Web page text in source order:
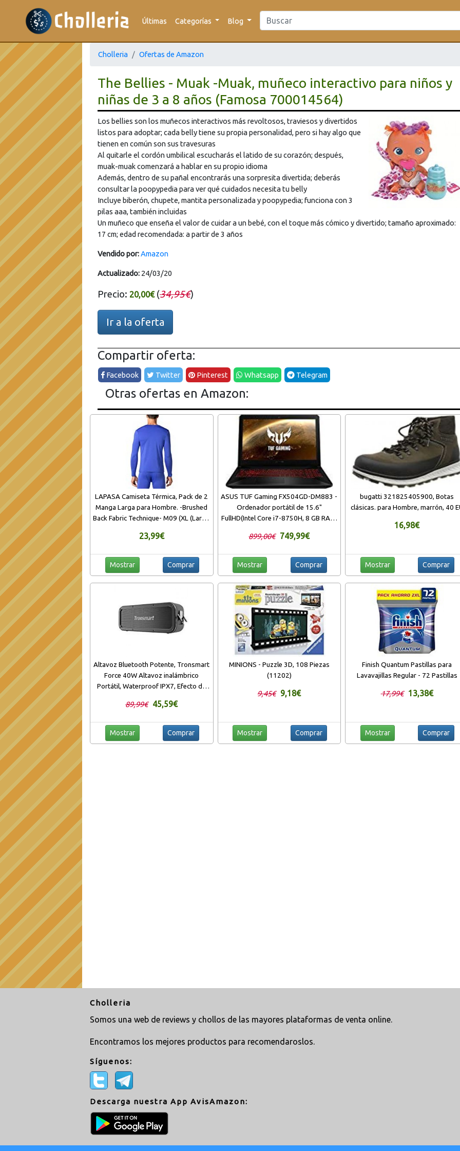
Últimas Categorías Blog
Cholleria Ofertas de Amazon
The Bellies - Muak -Muak, muñeco interactivo para niños y
niñas de 3 a 8 años (Famosa 700014564)
Los bellies son los muñecos interactivos más revoltosos, traviesos y divertidos
listos para adoptar; cada belly tiene su propia personalidad, pero si hay algo que
tienen en común son sus travesuras
Al quitarle el cordón umbilical escucharás el latido de su corazón; después,
muak-muak comenzará a hablar en su propio idioma
Además, dentro de su pañal encontrarás una sorpresita divertida; deberás
consultar la poopypedia para ver qué cuidados necesita tu belly
Incluye biberón, chupete, mantita personalizada y poopypedia; funciona con 3
pilas aaa, también incluidas
Un muñeco que enseña el valor de cuidar a un bebé, con el toque más cómico y divertido; tamaño aproximado:
17 cm; edad recomendada: a partir de 3 años
Vendido por:Amazon
Actualizado: 24/03/20
Precio: 20,00€(34,95€)
Ir a la oferta
Compartir oferta:
Facebook Twitter Pinterest Whatsapp Telegram
Otras ofertas en Amazon:
LAPASA Camiseta Térmica, Pack de 2
Manga Larga para Hombre. -Brushed
Back Fabric Technique- M09 (XL (Largo
Classic Blue (Azul))
23,99€
Mostrar Comprar
ASUS TUF Gaming FX504GD-DM883 -
Ordenador portátil de 15.6"
FullHD(Intel Core i7-8750H, 8 GB RAM,
Sistema operativo) Negro y Rojo -
899,00€ 749,99€
Mostrar Comprar
bugatti 321825405900, Botas
clásicas. para Hombre, marrón, 40
16,98€
Mostrar Comprar
Altavoz Bluetooth Potente, Tronsmart
Force 40W Altavoz inalámbrico
Portátil, Waterproof IPX7, Efecto de
Reproducción, TWS/NFC, Asistente de
89,99€ 45,59€
Mostrar Comprar
MINIONS - Puzzle 3D, 108 Piezas
(11202)
9,45€ 9,18€
Mostrar Comprar
Finish Quantum Pastillas para
Lavavajillas Regular - 72 Pastillas
17,99€ 13,38€
Mostrar Comprar
Cholleria
Somos una web de reviews y chollos de las mayores plataformas de venta online.
Encontramos los mejores productos para recomendaroslos.
Síguenos:
Descarga nuestra App AvisAmazon: